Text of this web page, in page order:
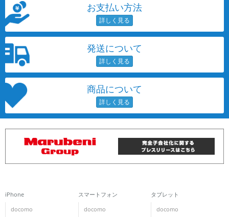
お支払い方法
発送について
商品について
iPhone
docomo
スマートフォン
docomo
タブレット
docomo